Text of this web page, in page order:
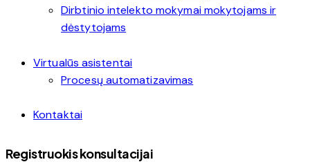
Dirbtinio intelekto mokymai mokytojams ir
dėstytojams
Virtualūs asistentai
Procesų automatizavimas
Kontaktai
facebook-
instagram
linkedin
Registruokis konsultacijai